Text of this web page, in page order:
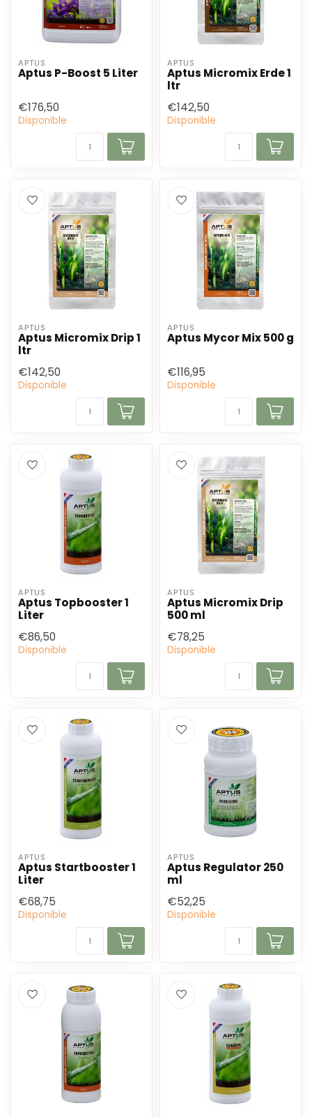
APTUS
Aptus P-Boost 5 Liter
€176,50
Disponible
APTUS
Aptus Micromix Erde 1
ltr
€142,50
Disponible
APTUS
Aptus Micromix Drip 1
ltr
€142,50
Disponible
APTUS
Aptus Mycor Mix 500 g
€116,95
Disponible
APTUS
Aptus Topbooster 1
Liter
€86,50
Disponible
APTUS
Aptus Micromix Drip
500 ml
€78,25
Disponible
APTUS
Aptus Startbooster 1
Liter
€68,75
Disponible
APTUS
Aptus Regulator 250
ml
€52,25
Disponible